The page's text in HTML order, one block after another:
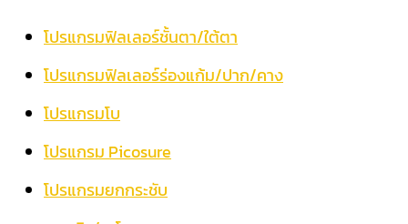
โปรแกรมฟิลเลอร์ชั้นตา/ใต้ตา
โปรแกรมฟิลเลอร์ร่องแก้ม/ปาก/คาง
โปรแกรมโบ
โปรแกรม Picosure
โปรแกรมยกกระชับ